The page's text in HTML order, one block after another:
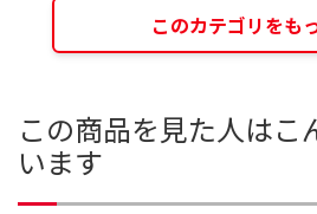
このカテゴリをも
この商品を見た人はこ
います